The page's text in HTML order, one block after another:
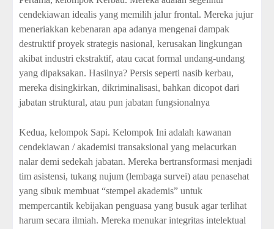
cendekiawan idealis yang memilih jalur frontal. Mereka jujur
meneriakkan kebenaran apa adanya mengenai dampak
destruktif proyek strategis nasional, kerusakan lingkungan
akibat industri ekstraktif, atau cacat formal undang-undang
yang dipaksakan. Hasilnya? Persis seperti nasib kerbau,
mereka disingkirkan, dikriminalisasi, bahkan dicopot dari
jabatan struktural, atau pun jabatan fungsionalnya
Kedua, kelompok Sapi. Kelompok Ini adalah kawanan
cendekiawan / akademisi transaksional yang melacurkan
nalar demi sedekah jabatan. Mereka bertransformasi menjadi
tim asistensi, tukang nujum (lembaga survei) atau penasehat
yang sibuk membuat “stempel akademis” untuk
mempercantik kebijakan penguasa yang busuk agar terlihat
harum secara ilmiah. Mereka menukar integritas intelektual